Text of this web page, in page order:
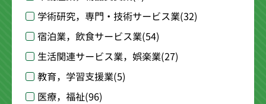
学術研究，専門・技術サービス業(32)
宿泊業，飲食サービス業(54)
生活関連サービス業，娯楽業(27)
教育，学習支援業(5)
医療，福祉(96)